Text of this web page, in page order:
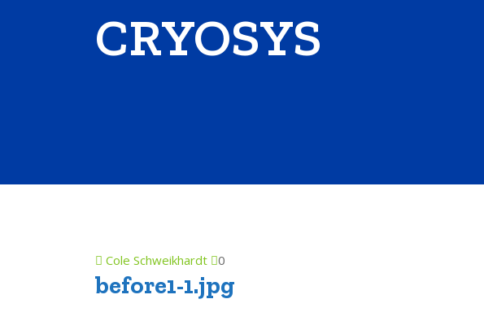
CRYOSYS
Cole Schweikhardt 0
before1-1.jpg